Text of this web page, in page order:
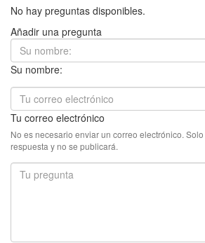
FAQ - Preguntas
producto
molinillo de café
¿Buscas información adicional sobre
café?
En nuestra sección de soporte técnico,
frecuentes (FAQ) y respuestas sobre las
específica sobre 1Zpresso Q - molinillo de
de discusión a continuación. Con gusto la